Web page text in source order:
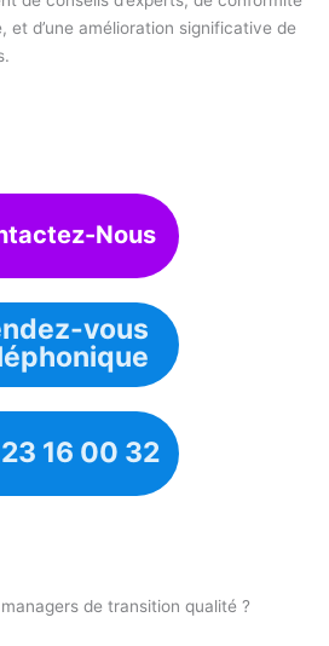
et d’une amélioration significative de
Nous
vous
16 00 32
de transition qualité ?